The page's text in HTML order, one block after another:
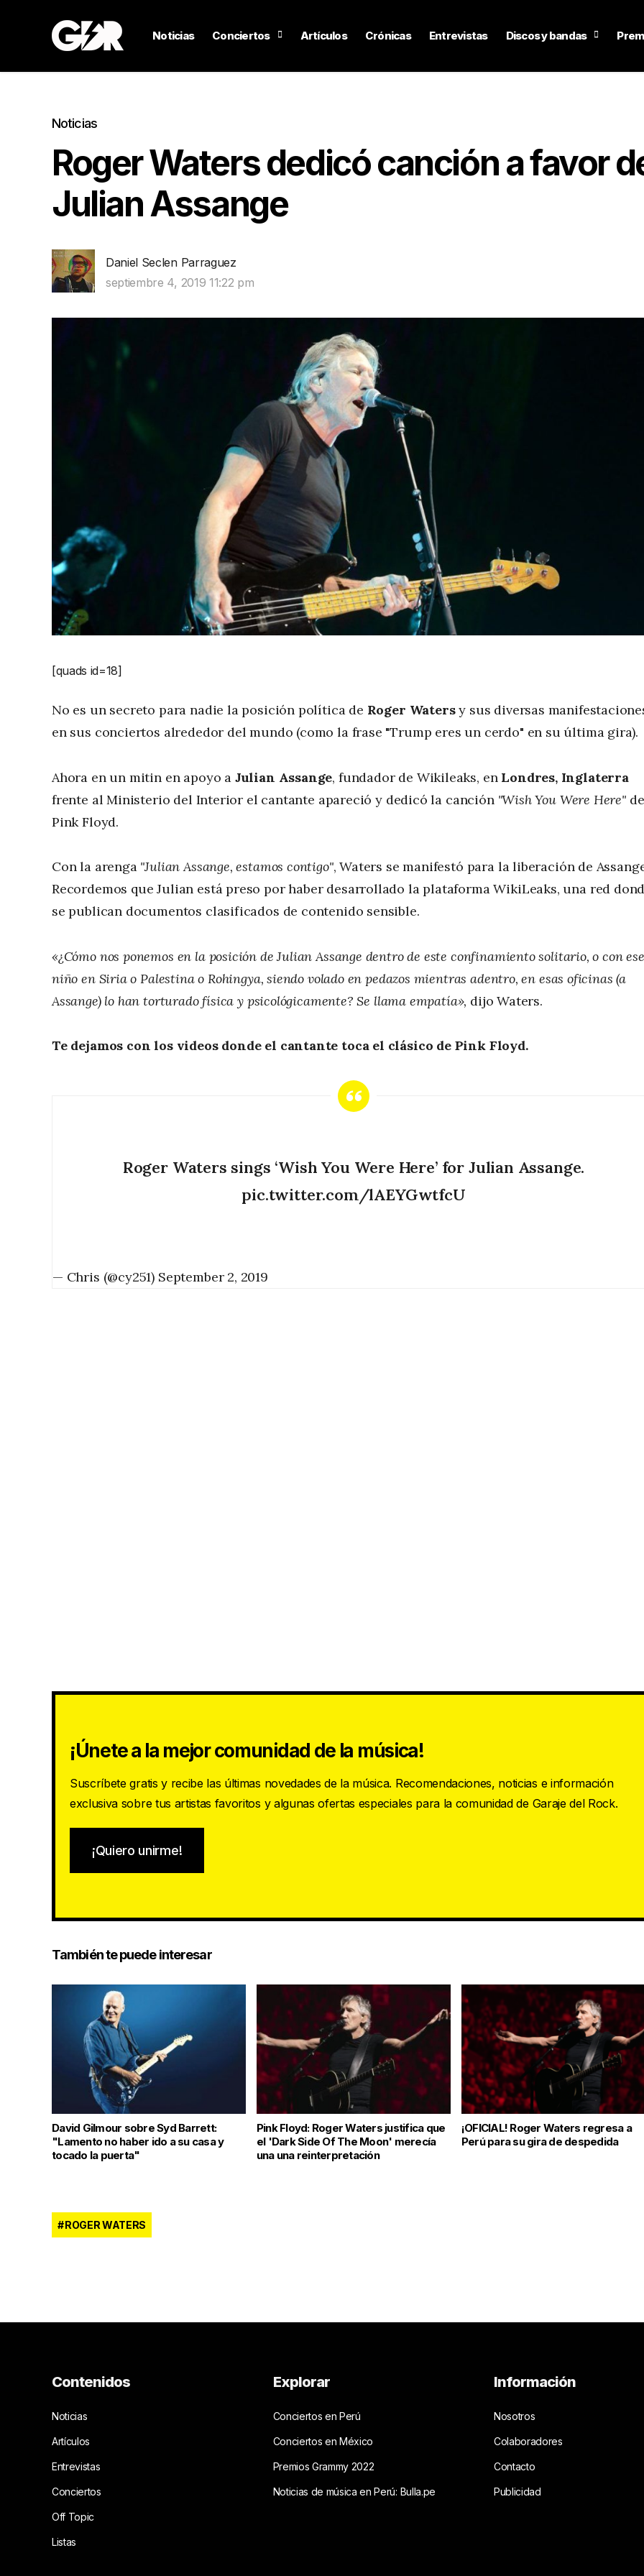
Noticias Conciertos Artículos Crónicas Entrevistas Discos y bandas
Noticias
Roger Waters dedicó canción a favor
Julian Assange
Daniel Seclen Parraguez
septiembre 4, 2019 11:22 pm
[quads id=18]
No es un secreto para nadie la posición política de Roger Watersy sus diversas
en sus conciertos alrededor del mundo (como la frase "Trump eres un cerdo" en su última gira).
Ahora en un mitin en apoyo a Julian Assange, fundador de Wikileaks, en Londres, Inglaterra
frente al Ministerio del Interior el cantante apareció y dedicó la canción "Wish You Were Here"de
Pink Floyd.
Con la arenga "Julian Assange, estamos contigo", Waters se manifestó para la liberación de
Recordemos que Julian está preso por haber desarrollado la plataforma WikiLeaks, una red
se publican documentos clasificados de contenido sensible.
«¿Cómo nos ponemos en la posición de Julian Assange dentro de este confinamiento solitario, o con ese
niño en Siria o Palestina o Rohingya, siendo volado en pedazos mientras adentro, en esas oficinas (a
Assange) lo han torturado física y psicológicamente? Se llama empatía», dijo Waters.
Te dejamos con los videos donde el cantante toca el clásico de Pink Floyd.
Roger Waters sings ‘Wish You Were Here’ for Julian Assange.
pic.twitter.com/lAEYGwtfcU
— Chris (@cy251) September 2, 2019
¡Únete a la mejor comunidad de la música!
Suscríbete gratis y recibe las últimas novedades de la música. Recomendaciones, noticias e información
exclusiva sobre tus artistas favoritos y algunas ofertas especiales para la comunidad de Garaje del Rock.
¡Quiero unirme!
También te puede interesar
David Gilmour sobre Syd Barrett:
"Lamento no haber ido a su casa y
tocado la puerta"
Pink Floyd: Roger Waters justifica que
el 'Dark Side Of The Moon' merecía
una una reinterpretación
¡OFICIAL! Roger Waters regresa a
Perú para su gira de despedida
ROGER WATERS
Contenidos
Noticias
Artículos
Entrevistas
Conciertos
Off Topic
Listas
Explorar
Conciertos en Perú
Conciertos en México
Premios Grammy 2022
Noticias de música en Perú: Bulla.pe
Información
Nosotros
Colaboradores
Contacto
Publicidad